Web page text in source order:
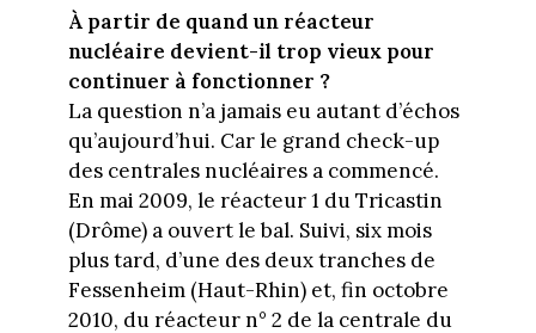
À partir de quand un réacteur
nucléaire devient-il trop vieux pour
continuer à fonctionner ?
La question n’a jamais eu autant d’échos
qu’aujourd’hui. Car le grand check-up
des centrales nucléaires a commencé.
En mai 2009, le réacteur 1 du Tricastin
(Drôme) a ouvert le bal. Suivi, six mois
plus tard, d’une des deux tranches de
Fessenheim (Haut-Rhin) et, fin octobre
2010, du réacteur n° 2 de la centrale du